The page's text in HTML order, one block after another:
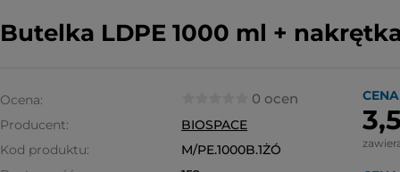
Butelka LDPE 1000 ml +
Ocena: 0 ocen
Producent:
BIOSPACE
Kod produktu:
M/PE.1000B.1ŻÓ